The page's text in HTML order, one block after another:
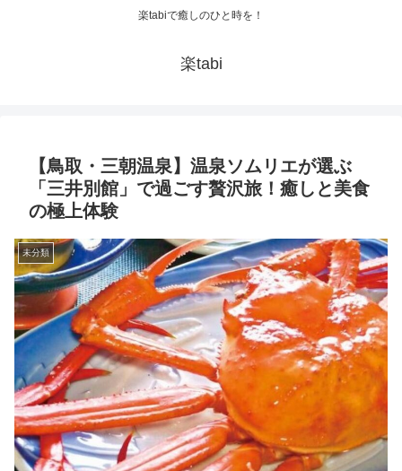
楽tabiで癒しのひと時を！
楽tabi
【鳥取・三朝温泉】温泉ソムリエが選ぶ
「三井別館」で過ごす贅沢旅！癒しと美食
の極上体験
未分類